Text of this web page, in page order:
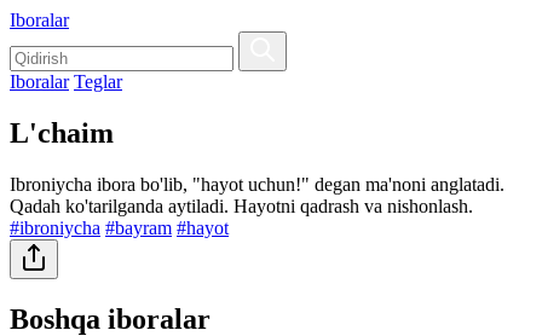
Iboralar
Iboralar Teglar
L'chaim
Ibroniycha ibora bo'lib, "hayot uchun!" degan ma'noni anglatadi.
Qadah ko'tarilganda aytiladi. Hayotni qadrash va nishonlash.
#ibroniycha #bayram #hayot
Boshqa iboralar